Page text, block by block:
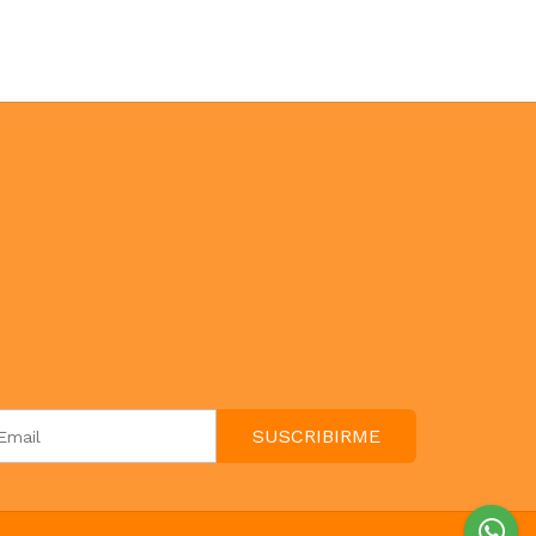
SUSCRIBIRME